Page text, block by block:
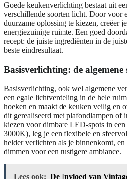
Goede keukenverlichting bestaat uit
verschillende soorten licht. Door voor
duurzame oplossing te kiezen, creëer
energiezuinige ruimte. Een goed
recept: de juiste ingrediënten in de
beste eindresultaat.
Basisverlichting: de algemene
Basisverlichting, ook wel algemene
een egale lichtverdeling in de hele
hoeken en maakt de keuken veilig en
dit gerealiseerd met plafondlampen of
kiezen voor dimbare LED-spots in
3000K), leg je een flexibele en
helder verlichten als je binnenkomt,
dimmen voor een rustigere ambiance.
Lees ook: De Invloed van